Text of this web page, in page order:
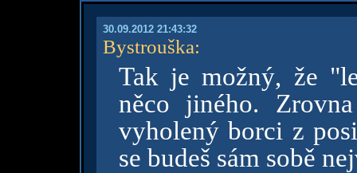
30.09.2012 21:43:32
Bystrouška:
Tak je možný, že
něco jiného.
vyholený borci z
se budeš sám sobě